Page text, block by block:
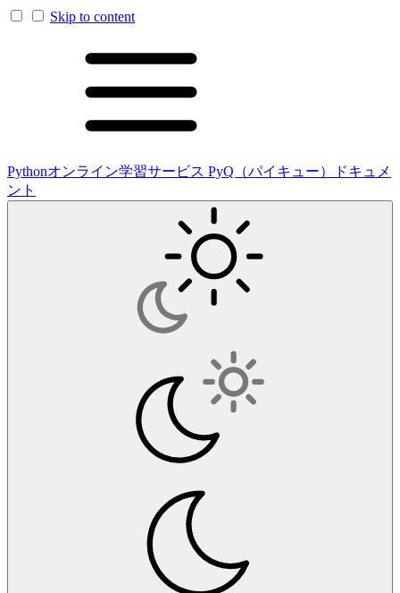
Skip to content
Pythonオンライン学習サービス PyQ（パイキュー）ドキュメ
ント